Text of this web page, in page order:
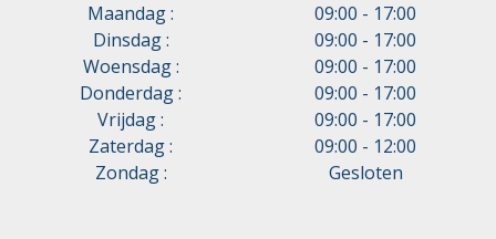
Maandag :
09:00 - 17:00
Dinsdag :
09:00 - 17:00
Woensdag :
09:00 - 17:00
Donderdag :
09:00 - 17:00
Vrijdag :
09:00 - 17:00
Zaterdag :
09:00 - 12:00
Zondag :
Gesloten